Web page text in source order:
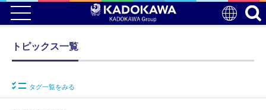
トピックス一覧
タグ一覧をみる